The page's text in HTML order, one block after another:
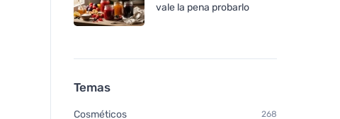
vale la pena probarlo
Temas
Cosméticos 268